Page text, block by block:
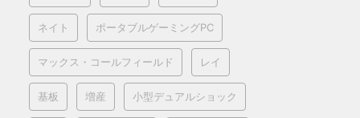
ネイト ポータブルゲーミングPC
マックス・コールフィールド レイ
基板 増産 小型デュアルショック